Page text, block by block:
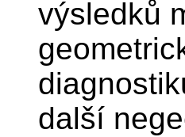
výsledků
další